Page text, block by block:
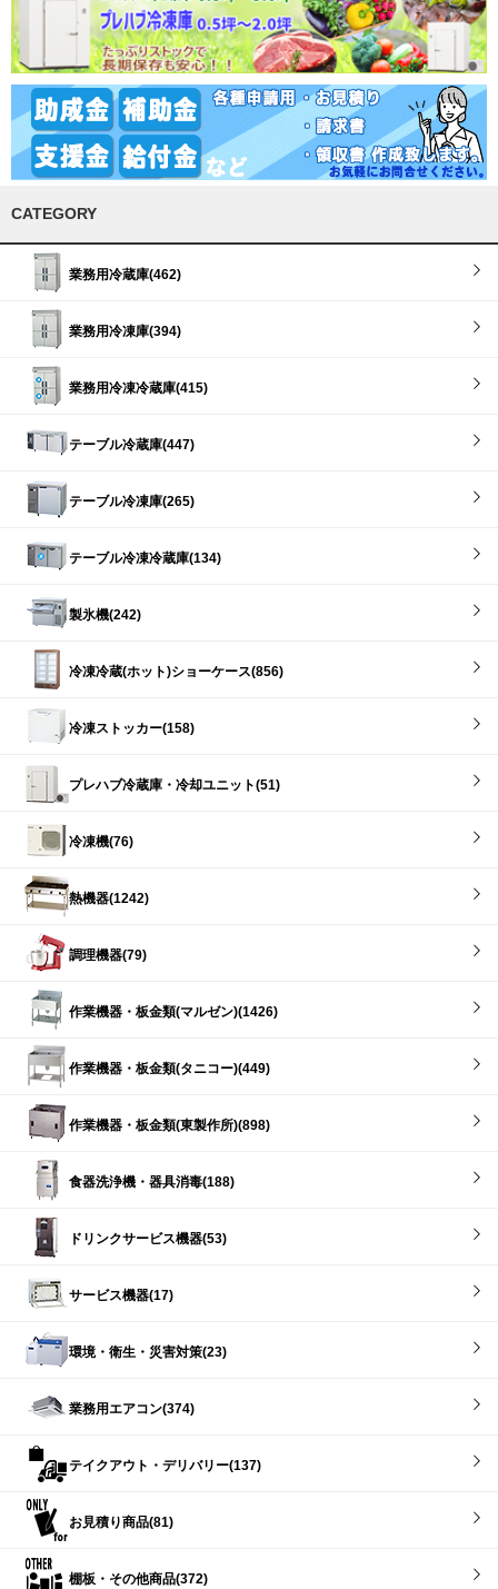
CATEGORY
業務用冷蔵庫(462)
業務用冷凍庫(394)
業務用冷凍冷蔵庫(415)
テーブル冷蔵庫(447)
テーブル冷凍庫(265)
テーブル冷凍冷蔵庫(134)
製氷機(242)
冷凍冷蔵(ホット)ショーケース(856)
冷凍ストッカー(158)
プレハブ冷蔵庫・冷却ユニット(51)
冷凍機(76)
熱機器(1242)
調理機器(79)
作業機器・板金類(マルゼン)(1426)
作業機器・板金類(タニコー)(449)
作業機器・板金類(東製作所)(898)
食器洗浄機・器具消毒(188)
ドリンクサービス機器(53)
サービス機器(17)
環境・衛生・災害対策(23)
業務用エアコン(374)
テイクアウト・デリバリー(137)
お見積り商品(81)
棚板・その他商品(372)